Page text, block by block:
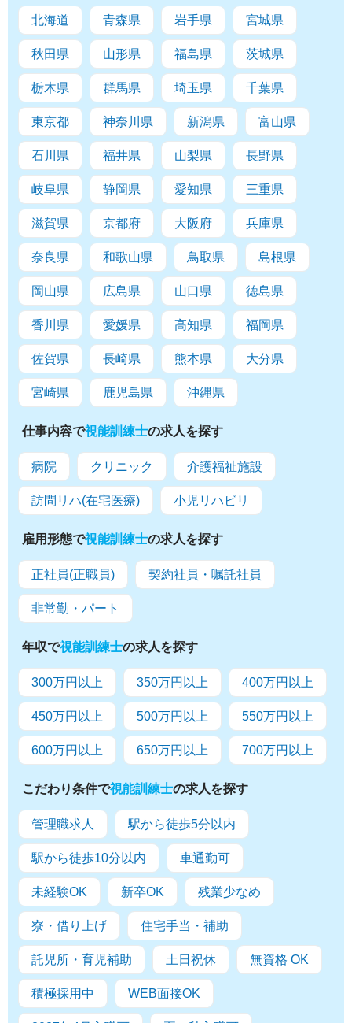
北海道 青森県 岩手県 宮城県
秋田県 山形県 福島県 茨城県
栃木県 群馬県 埼玉県 千葉県
東京都 神奈川県 新潟県 富山県
石川県 福井県 山梨県 長野県
岐阜県 静岡県 愛知県 三重県
滋賀県 京都府 大阪府 兵庫県
奈良県 和歌山県 鳥取県 島根県
岡山県 広島県 山口県 徳島県
香川県 愛媛県 高知県 福岡県
佐賀県 長崎県 熊本県 大分県
宮崎県 鹿児島県 沖縄県
仕事内容で視能訓練士の求人を探す
病院 クリニック 介護福祉施設
訪問リハ(在宅医療) 小児リハビリ
雇用形態で視能訓練士の求人を探す
正社員(正職員) 契約社員・嘱託社員
非常勤・パート
年収で視能訓練士の求人を探す
300万円以上 350万円以上 400万円以上
450万円以上 500万円以上 550万円以上
600万円以上 650万円以上 700万円以上
こだわり条件で視能訓練士の求人を探す
管理職求人 駅から徒歩5分以内
駅から徒歩10分以内 車通勤可
未経験OK 新卒OK 残業少なめ
寮・借り上げ 住宅手当・補助
託児所・育児補助 土日祝休 無資格 OK
積極採用中 WEB面接OK